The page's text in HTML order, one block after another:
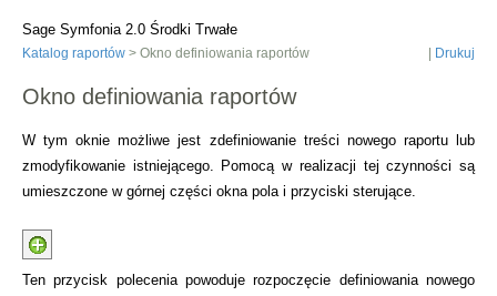
Sage Symfonia 2.0 Środki Trwałe
Katalog raportów > Okno definiowania raportów Drukuj
Okno definiowania raportów
W tym oknie możliwe jest zdefiniowanie treści nowego raportu lub
zmodyfikowanie istniejącego. Pomocą w realizacji tej czynności są
umieszczone w górnej części okna pola i przyciski sterujące.
Ten przycisk polecenia powoduje rozpoczęcie definiowania nowego